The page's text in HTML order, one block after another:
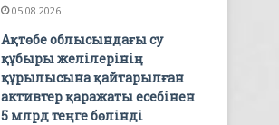
05.08.2026
Ақтөбе облысындағы су
құбыры желілерінің
құрылысына қайтарылған
активтер қаражаты есебінен
5 млрд теңге бөлінді